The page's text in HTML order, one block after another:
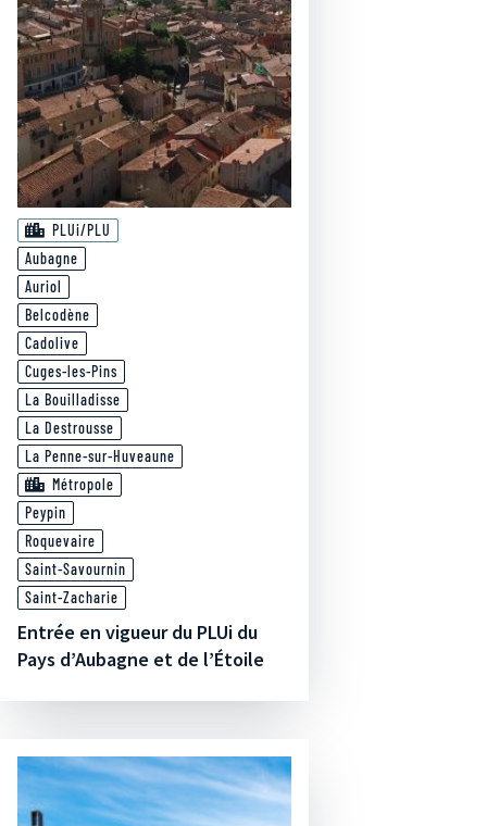
PLUi/PLU
Aubagne
Auriol
Belcodène
Cadolive
Cuges-les-Pins
La Bouilladisse
La Destrousse
La Penne-sur-Huveaune
Métropole
Peypin
Roquevaire
Saint-Savournin
Saint-Zacharie
Entrée en vigueur du PLUi du
Pays d’Aubagne et de l’Étoile